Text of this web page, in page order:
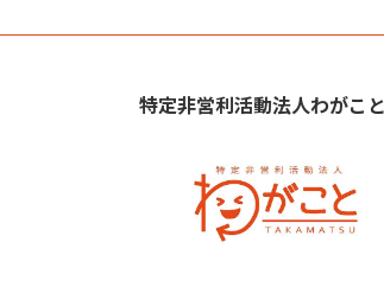
特定非営利活動法人わがこと